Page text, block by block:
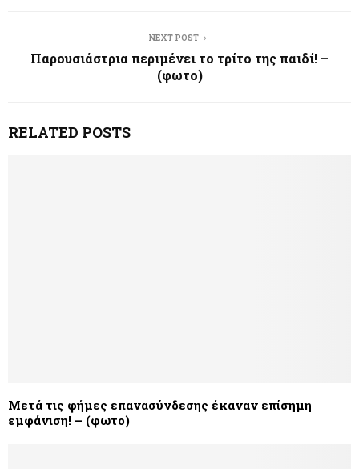
NEXT POST
Παρουσιάστρια περιμένει το τρίτο της παιδί! –
(φωτο)
RELATED POSTS
Μετά τις φήμες επανασύνδεσης έκαναν επίσημη
εμφάνιση! – (φωτο)